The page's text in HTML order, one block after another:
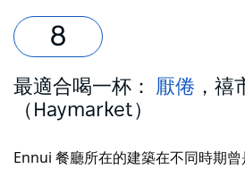
最適合喝一杯： 厭倦 ，禧
（Haymarket）
Ennui 餐廳所在的建築在不同時期